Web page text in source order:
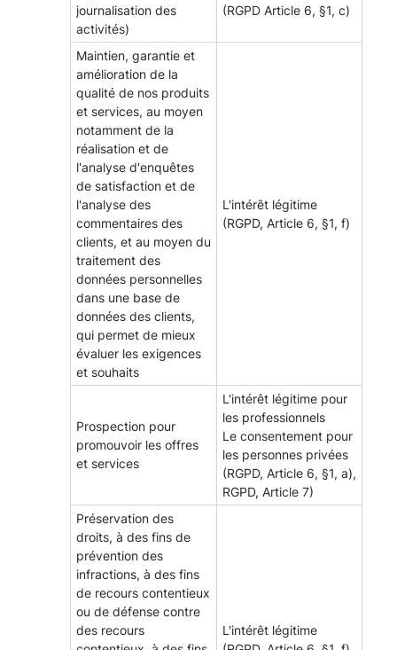
journalisation des
activités)
(RGPD Article 6, §1, c)
Maintien, garantie et
amélioration de la
qualité de nos produits
et services, au moyen
notamment de la
réalisation et de
l'analyse d'enquêtes
de satisfaction et de
l'analyse des
commentaires des
clients, et au moyen du
traitement des
données personnelles
dans une base de
données des clients,
qui permet de mieux
évaluer les exigences
et souhaits
L'intérêt légitime
(RGPD, Article 6, §1, f)
Prospection pour
promouvoir les offres
et services
L'intérêt légitime pour
les professionnels
Le consentement pour
les personnes privées
(RGPD, Article 6, §1, a),
RGPD, Article 7)
Préservation des
droits, à des fins de
prévention des
infractions, à des fins
de recours contentieux
ou de défense contre
des recours
L'intérêt légitime